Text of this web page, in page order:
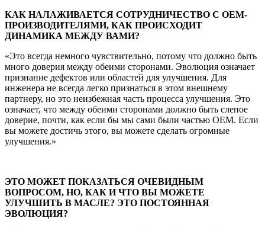
КАК НАЛАЖИВАЕТСЯ СОТРУДНИЧЕСТВО С OEM-
ПРОИЗВОДИТЕЛЯМИ, КАК ПРОИСХОДИТ
ДИНАМИКА МЕЖДУ ВАМИ?
«Это всегда немного чувствительно, потому что должно быть
много доверия между обеими сторонами. Эволюция означает
признание дефектов или областей для улучшения. Для
инженера не всегда легко признаться в этом внешнему
партнеру, но это неизбежная часть процесса улучшения. Это
означает, что между обеими сторонами должно быть слепое
доверие, почти, как если бы мы сами были частью OEM. Если
вы можете достичь этого, вы можете сделать огромные
улучшения.»
ЭТО МОЖЕТ ПОКАЗАТЬСЯ ОЧЕВИДНЫМ
ВОПРОСОМ, НО, КАК И ЧТО ВЫ МОЖЕТЕ
УЛУЧШИТЬ В МАСЛЕ? ЭТО ПОСТОЯННАЯ
ЭВОЛЮЦИЯ?